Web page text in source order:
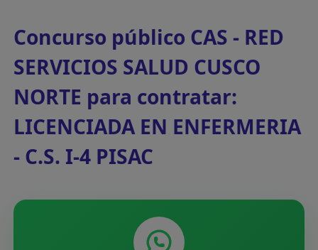
Concurso público CAS - RED
SERVICIOS SALUD CUSCO
NORTE para contratar:
LICENCIADA EN ENFERMERIA
- C.S. I-4 PISAC